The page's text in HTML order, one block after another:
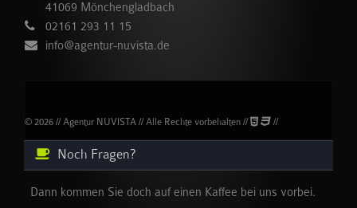
41069 Mönchengladbach
02161 293 11 15
info@agentur-nuvista.de
© 2026 // Agentur NUVISTA // Alle Rechte vorbehalten // //
Noch Fragen?
Dann kommen Sie doch auf einen Kaffee bei uns vorbei.